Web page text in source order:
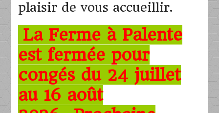
plaisir de vous accueillir.
La Ferme à Palente
est fermée pour
congés du 24 juillet
au 16 août